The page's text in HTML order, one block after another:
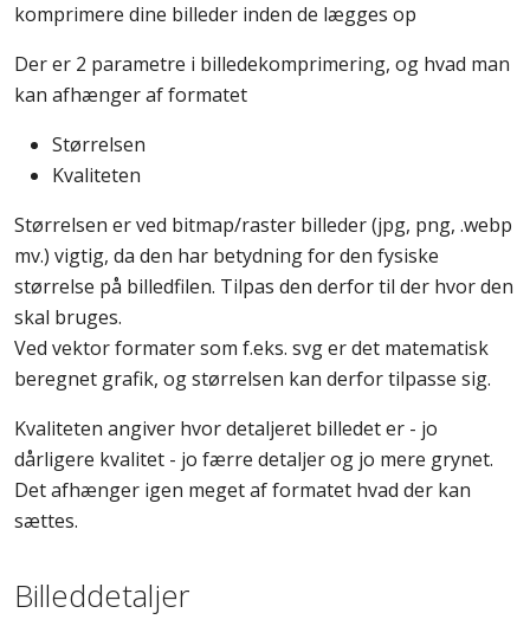
komprimere dine billeder inden de lægges op
Der er 2 parametre i billedekomprimering, og hvad man
kan afhænger af formatet
Størrelsen
Kvaliteten
Størrelsen er ved bitmap/raster billeder (jpg, png, .webp
mv.) vigtig, da den har betydning for den fysiske
størrelse på billedfilen. Tilpas den derfor til der hvor den
skal bruges.
Ved vektor formater som f.eks. svg er det matematisk
beregnet grafik, og størrelsen kan derfor tilpasse sig.
Kvaliteten angiver hvor detaljeret billedet er - jo
dårligere kvalitet - jo færre detaljer og jo mere grynet.
Det afhænger igen meget af formatet hvad der kan
sættes.
Billeddetaljer